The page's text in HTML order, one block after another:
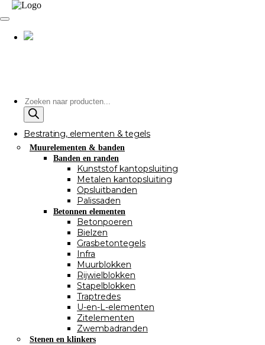
Producten
zoeken
Bestrating, elementen & tegels
Muurelementen & banden
Banden en randen
Kunststof kantopsluiting
Metalen kantopsluiting
Opsluitbanden
Palissaden
Betonnen elementen
Betonpoeren
Bielzen
Grasbetontegels
Infra
Muurblokken
Rijwielblokken
Stapelblokken
Traptredes
U-en-L-elementen
Zitelementen
Zwembadranden
Stenen en klinkers